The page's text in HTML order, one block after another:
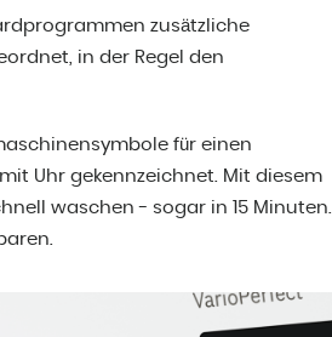
zusätzliche
in der Regel den
für einen
Uhr gekennzeichnet. Mit diesem
waschen - sogar in 15 Minuten.